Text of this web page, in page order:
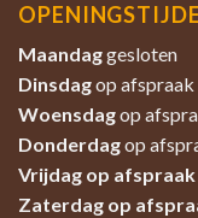
Maandaggesloten
Dinsdagop afspraak
Woensdagop
Donderdagop
Vrijdag op afspraak
Zaterdag op